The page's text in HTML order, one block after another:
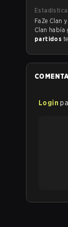
Clan había
partidos
Login